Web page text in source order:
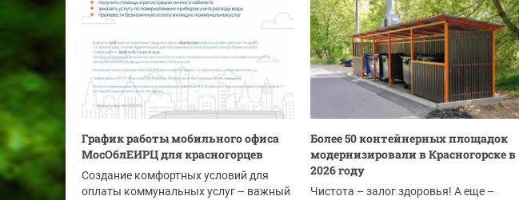
График работы мобильного офиса
МосОблЕИРЦ для красногорцев
Создание комфортных условий для
оплаты коммунальных услуг – важный
Более 50 контейнерных площадок
модернизировали в Красногорске в
2026 году
Чистота – залог здоровья! А еще –